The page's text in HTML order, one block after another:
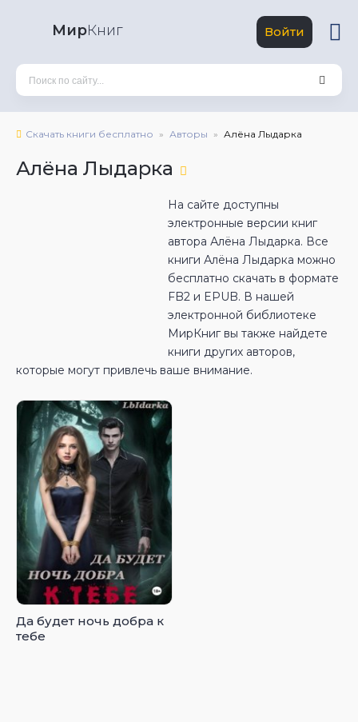
МирКниг Войти
Скачать книги бесплатно Авторы Алёна Лыдарка
Алёна Лыдарка
На сайте доступны
электронные версии книг
автора Алёна Лыдарка. Все
книги Алёна Лыдарка можно
бесплатно скачать в формате
FB2 и EPUB. В нашей
электронной библиотеке
МирКниг вы также найдете
книги других авторов,
которые могут привлечь ваше внимание.
Да будет ночь добра к
тебе